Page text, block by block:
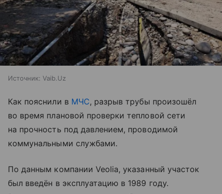
Источник: Vaib.Uz
Как пояснили в МЧС, разрыв трубы произошёл
во время плановой проверки тепловой сети
на прочность под давлением, проводимой
коммунальными службами.
По данным компании Veolia, указанный участок
был введён в эксплуатацию в 1989 году.